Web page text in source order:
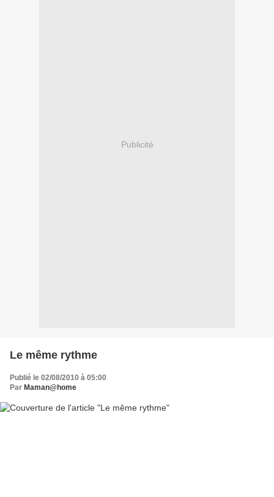
Publicité
Le même rythme
Publié le 02/08/2010 à 05:00
Par Maman@home